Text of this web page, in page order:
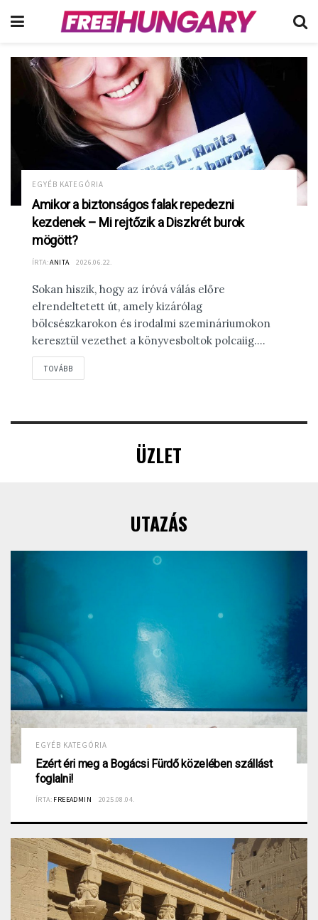
EGYÉB KATEGÓRIA
Amikor a biztonságos falak repedezni
kezdenek – Mi rejtőzik a Diszkrét burok
mögött?
ÍRTA:ANITA 2026.06.22.
Sokan hiszik, hogy az íróvá válás előre
elrendeltetett út, amely kizárólag
bölcsészkarokon és irodalmi szemináriumokon
keresztül vezethet a könyvesboltok polcaiig....
TOVÁBBDETAILS
ÜZLET
UTAZÁS
EGYÉB KATEGÓRIA
Ezért éri meg a Bogácsi Fürdő közelében szállást
foglalni!
ÍRTA: FREEADMIN 2025.08.04.